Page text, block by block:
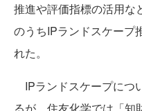
推進や評価指標の活用な
のうちIPランドスケープ
れた。
IPランドスケープにつ